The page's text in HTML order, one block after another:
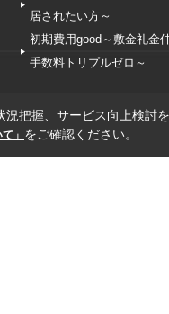
居されたい方～
初期費用good～敷金礼金
手数料トリプルゼロ～
把握、サービス向上検討
」 をご確認ください。